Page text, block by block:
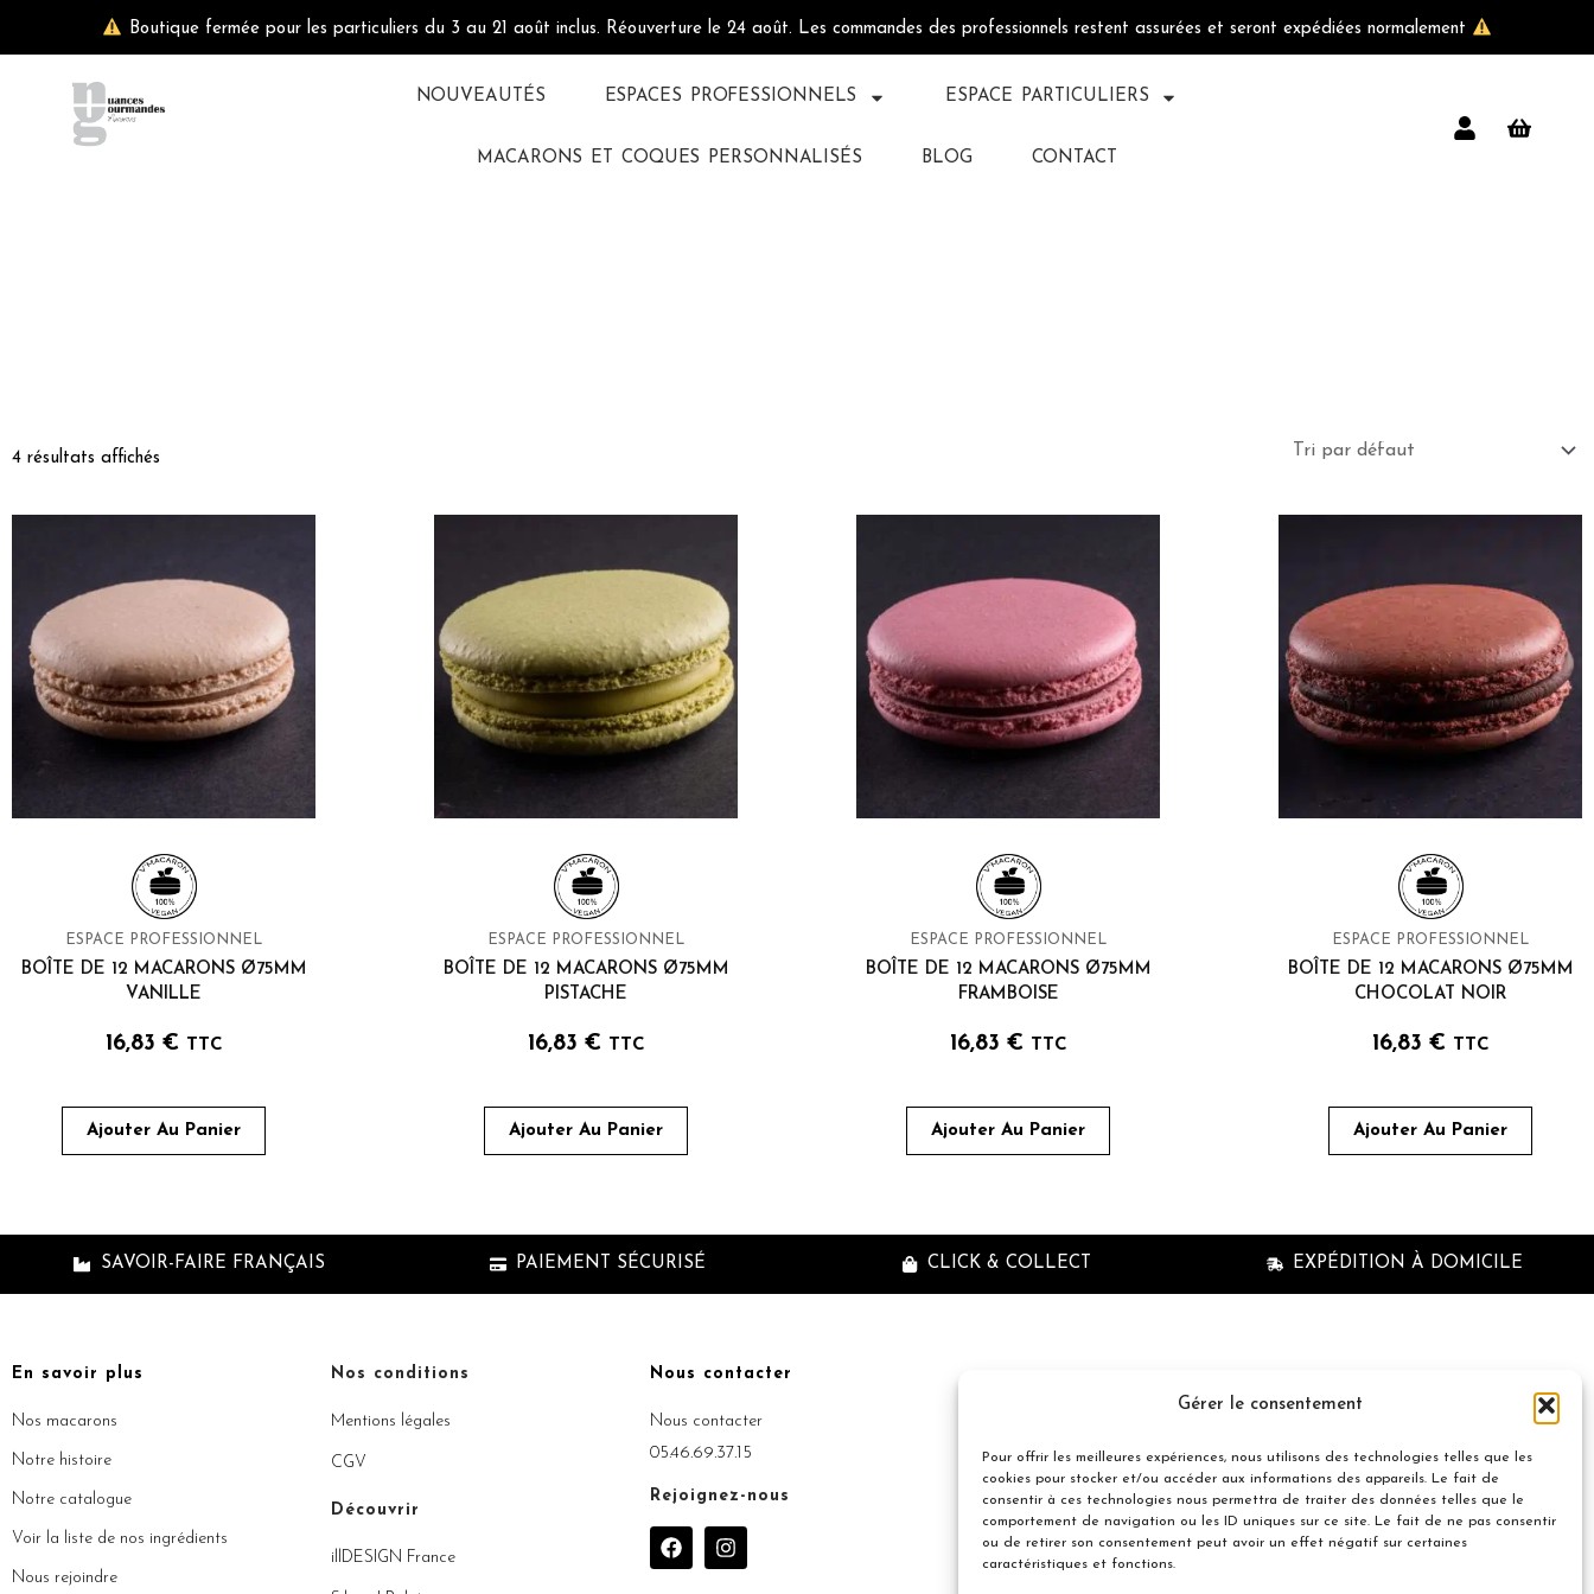
Gérer le consentement
Pour offrir les meilleures expériences, nous utilisons des technologies telles que les
cookies pour stocker et/ou accéder aux informations des appareils. Le fait de
consentir à ces technologies nous permettra de traiter des données telles que le
comportement de navigation ou les ID uniques sur ce site. Le fait de ne pas consentir
ou de retirer son consentement peut avoir un effet négatif sur certaines
caractéristiques et fonctions.
au
Boutique fermée pour les particuliers du 3 au 21 août inclus. Réouverture le 24 août. Les commandes des professionnels restent assurées et seront expédiées normalement
NOUVEAUTÉS ESPACES PROFESSIONNELS ESPACE PARTICULIERS
MACARONS ET COQUES PERSONNALISÉS BLOG CONTACT
4 résultats affichés
ESPACE PROFESSIONNEL
BOÎTE DE 12 MACARONS Ø75MM
VANILLE
16,83 € TTC
Ajouter Au Panier
ESPACE PROFESSIONNEL
BOÎTE DE 12 MACARONS Ø75MM
PISTACHE
16,83 € TTC
Ajouter Au Panier
ESPACE PROFESSIONNEL
BOÎTE DE 12 MACARONS Ø75MM
FRAMBOISE
16,83 € TTC
Ajouter Au Panier
ESPACE PROFESSIONNEL
BOÎTE DE 12 MACARONS Ø75MM
CHOCOLAT NOIR
16,83 € TTC
Ajouter Au Panier
SAVOIR-FAIRE FRANÇAIS PAIEMENT SÉCURISÉ CLICK & COLLECT EXPÉDITION À DOMICILE
En savoir plus
Nos macarons
Notre histoire
Notre catalogue
Voir la liste de nos ingrédients
Nous rejoindre
Nos conditions
Mentions légales
CGV
Découvrir
illDESIGN France
Nous contacter
Nous contacter
05.46.69.37.15
Rejoignez-nous
F
a
I
n
© 2021 Nuances Gourmandes